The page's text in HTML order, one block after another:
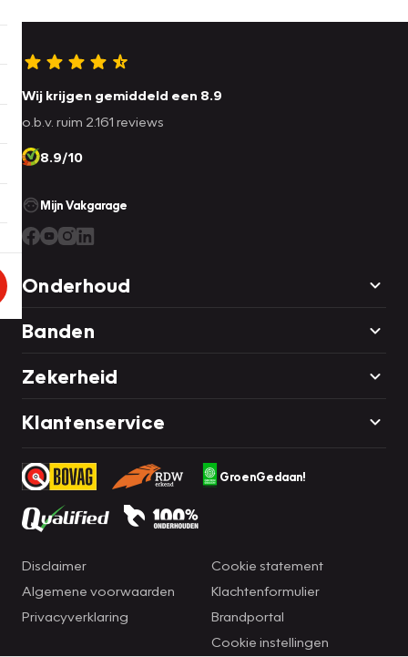
Wij krijgen gemiddeld een 8.9
o.b.v. ruim 2.161 reviews
8.9/10
Mijn Vakgarage
Onderhoud
Banden
Zekerheid
Klantenservice
GroenGedaan!
Disclaimer
Algemene voorwaarden
Privacyverklaring
Cookie statement
Klachtenformulier
Brandportal
Cookie instellingen